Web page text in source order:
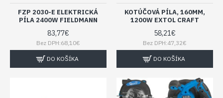
FZP 2030-E ELEKTRICKÁ
PÍLA 2400W FIELDMANN
83,77€
Bez DPH:68,10€
DO KOŠÍKA
KOTÚČOVÁ PÍLA, 160MM,
1200W EXTOL CRAFT
58,21€
Bez DPH:47,32€
DO KOŠÍKA